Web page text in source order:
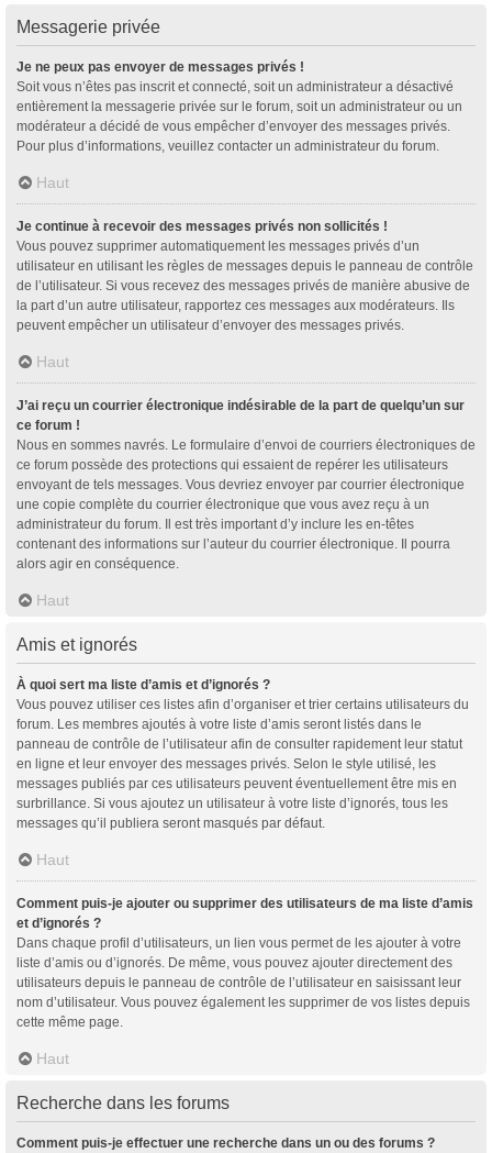
Messagerie privée
Je ne peux pas envoyer de messages privés !
Soit vous n’êtes pas inscrit et connecté, soit un administrateur a désactivé
entièrement la messagerie privée sur le forum, soit un administrateur ou un
modérateur a décidé de vous empêcher d’envoyer des messages privés.
Pour plus d’informations, veuillez contacter un administrateur du forum.
Haut
Je continue à recevoir des messages privés non sollicités !
Vous pouvez supprimer automatiquement les messages privés d’un
utilisateur en utilisant les règles de messages depuis le panneau de contrôle
de l’utilisateur. Si vous recevez des messages privés de manière abusive de
la part d’un autre utilisateur, rapportez ces messages aux modérateurs. Ils
peuvent empêcher un utilisateur d’envoyer des messages privés.
Haut
J’ai reçu un courrier électronique indésirable de la part de quelqu’un sur
ce forum !
Nous en sommes navrés. Le formulaire d’envoi de courriers électroniques de
ce forum possède des protections qui essaient de repérer les utilisateurs
envoyant de tels messages. Vous devriez envoyer par courrier électronique
une copie complète du courrier électronique que vous avez reçu à un
administrateur du forum. Il est très important d’y inclure les en-têtes
contenant des informations sur l’auteur du courrier électronique. Il pourra
alors agir en conséquence.
Haut
Amis et ignorés
À quoi sert ma liste d’amis et d’ignorés ?
Vous pouvez utiliser ces listes afin d’organiser et trier certains utilisateurs du
forum. Les membres ajoutés à votre liste d’amis seront listés dans le
panneau de contrôle de l’utilisateur afin de consulter rapidement leur statut
en ligne et leur envoyer des messages privés. Selon le style utilisé, les
messages publiés par ces utilisateurs peuvent éventuellement être mis en
surbrillance. Si vous ajoutez un utilisateur à votre liste d’ignorés, tous les
messages qu’il publiera seront masqués par défaut.
Haut
Comment puis-je ajouter ou supprimer des utilisateurs de ma liste d’amis
et d’ignorés ?
Dans chaque profil d’utilisateurs, un lien vous permet de les ajouter à votre
liste d’amis ou d’ignorés. De même, vous pouvez ajouter directement des
utilisateurs depuis le panneau de contrôle de l’utilisateur en saisissant leur
nom d’utilisateur. Vous pouvez également les supprimer de vos listes depuis
cette même page.
Haut
Recherche dans les forums
Comment puis-je effectuer une recherche dans un ou des forums ?